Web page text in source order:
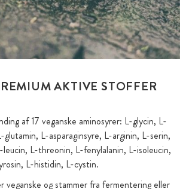
AKTIVE STOFFER
af 17 veganske aminosyrer: L-glycin, L-
L-asparaginsyre, L-arginin, L-serin,
L-threonin, L-fenylalanin, L-isoleucin,
L-histidin, L-cystin.
veganske og stammer fra fermentering eller